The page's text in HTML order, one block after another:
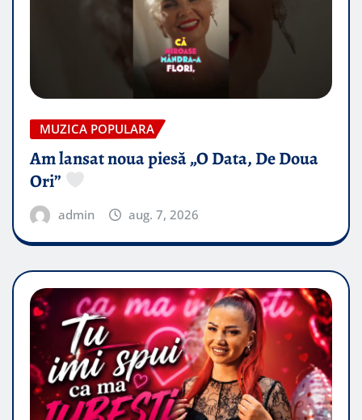
MUZICA POPULARA
Am lansat noua piesă „O Data, De Doua
Ori”
admin aug. 7, 2026